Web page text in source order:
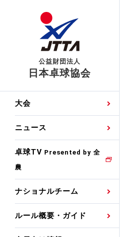
公益財団法人
日本卓球協会
大会
ニュース
卓球TV Presented by 全
農
ナショナルチーム
ルール概要・ガイド